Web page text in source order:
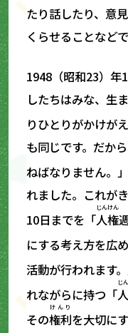
たり話したり、意
くらせることなどで
1948（昭和23）年
したちはみな、生
りひとりがかけが
も同じです。だか
ねばなりません。
れました。これが
10日までを「人権
じんけん
にする考え方を広
活動が行われます。
れながらに持つ「
じ
その権利
けんり
を大切に